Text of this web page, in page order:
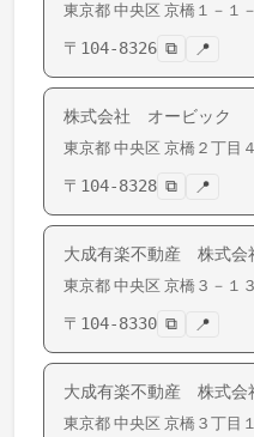
東京都 中央区 京橋 １－１
〒 104-8326 ⧉ 📍
株式会社 オービック
東京都 中央区 京橋 ２丁目
〒 104-8328 ⧉ 📍
大成有楽不動産 株式会
東京都 中央区 京橋 ３－１
〒 104-8330 ⧉ 📍
大成有楽不動産 株式会
東京都 中央区 京橋 ３丁目